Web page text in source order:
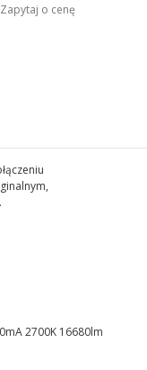
Zapytaj o cenę
2700K 16680lm